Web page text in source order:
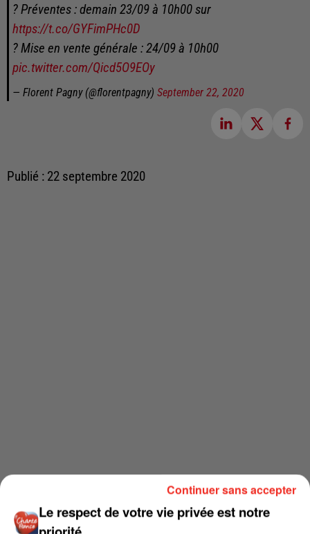
? Préventes : demain 23/09 à 10h00 sur
https://t.co/GYFimPHc0D
? Mise en vente générale : 24/09 à 10h00
pic.twitter.com/Qicd5O9EOy
— Florent Pagny (@florentpagny) September 22, 2020
Publié : 22 septembre 2020
Le respect de votre vie privée est notre
Continuer sans accepter